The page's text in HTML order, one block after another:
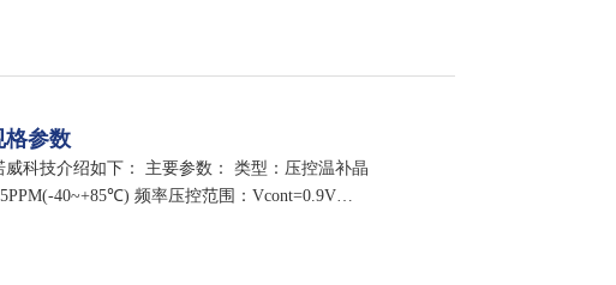
格参数
威科技介绍如下： 主要参数： 类型：压控温补晶
40~+85℃) 频率压控范围：Vcont=0.9V…